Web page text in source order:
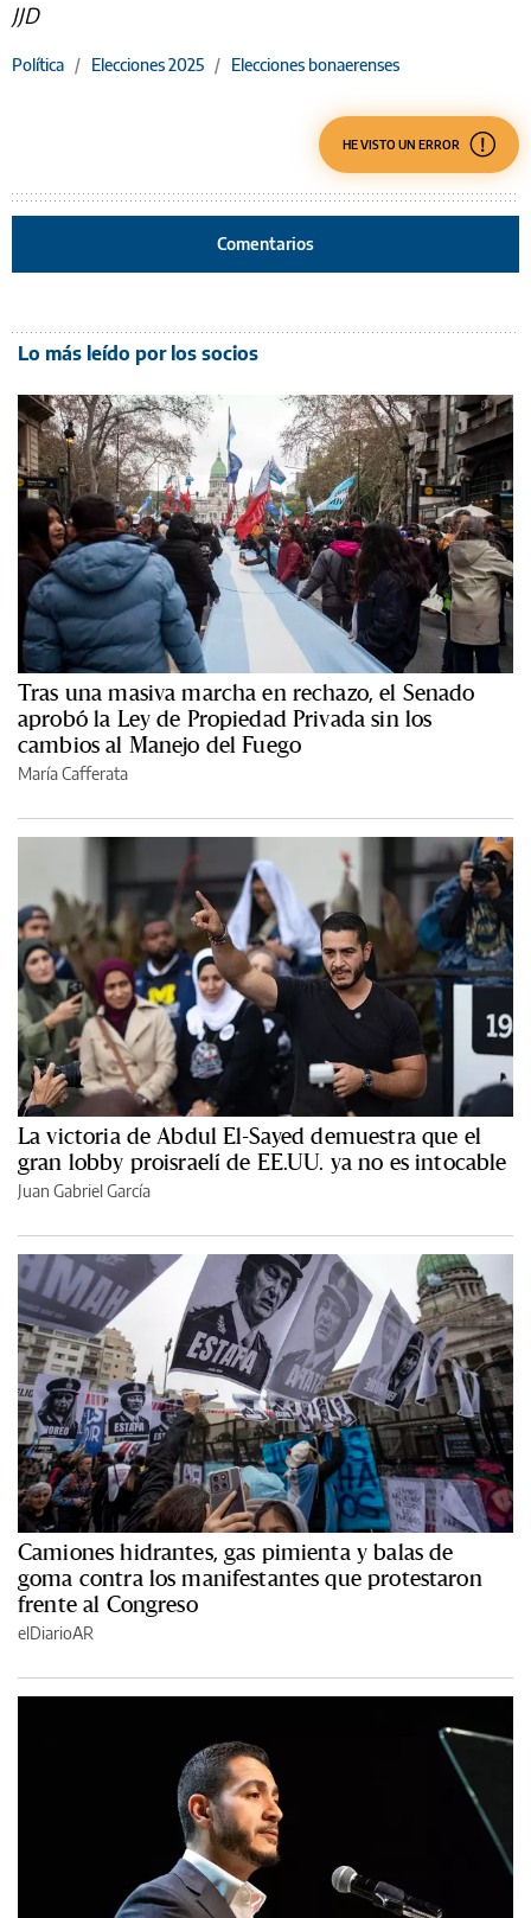
JJD
Política / Elecciones 2025 / Elecciones bonaerenses
HE VISTO UN ERROR
Comentarios
Lo más leído por los socios
Tras una masiva marcha en rechazo, el Senado
aprobó la Ley de Propiedad Privada sin los
cambios al Manejo del Fuego
María Cafferata
La victoria de Abdul El-Sayed demuestra que el
gran lobby proisraelí de EE.UU. ya no es intocable
Juan Gabriel García
Camiones hidrantes, gas pimienta y balas de
goma contra los manifestantes que protestaron
frente al Congreso
elDiarioAR